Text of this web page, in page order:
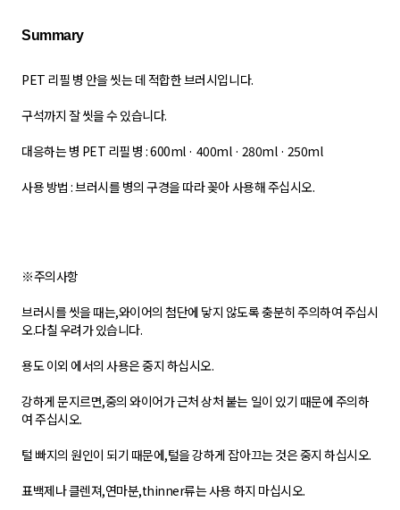
Summary
PET 리필 병 안을 씻는 데 적합한 브러시입니다.
구석까지 잘 씻을 수 있습니다.
대응하는 병 PET 리필 병 : 600ml · 400ml · 280ml · 250ml
사용 방법 : 브러시를 병의 구경을 따라 꽂아 사용해 주십시오.
※주의사항
브러시를 씻을 때는,와이어의 첨단에 닿지 않도록 충분히 주의하여 주십시
오.다칠 우려가 있습니다.
용도 이외 에서의 사용은 중지 하십시오.
강하게 문지르면,중의 와이어가 근처 상처 붙는 일이 있기 때문에 주의하
여 주십시오.
털 빠지의 원인이 되기 때문에,털을 강하게 잡아끄는 것은 중지 하십시오.
표백제나 클렌져,연마분,thinner류는 사용 하지 마십시오.